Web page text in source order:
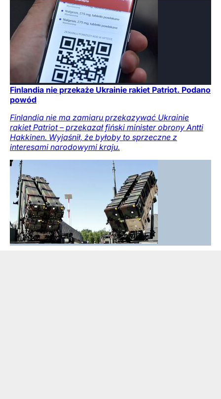
Finlandia nie przekaże Ukrainie rakiet Patriot. Podano
powód
Finlandia nie ma zamiaru przekazywać Ukrainie
rakiet Patriot – przekazał fiński minister obrony Antti
Hakkinen. Wyjaśnił, że byłoby to sprzeczne z
interesami narodowymi kraju.